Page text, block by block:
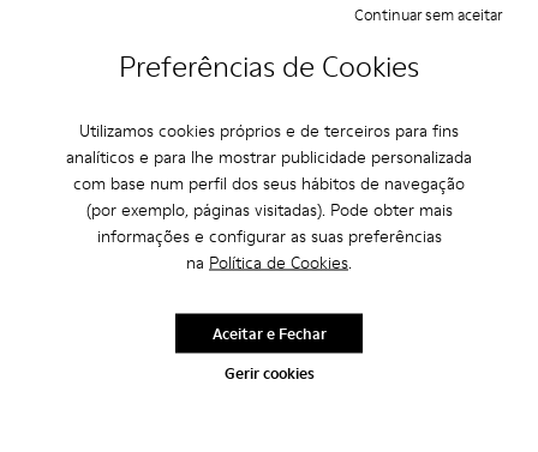
Preferências de Cookies
Utilizamos cookies próprios e de terceiros para fins
analíticos e para lhe mostrar publicidade personalizada
com base num perfil dos seus hábitos de navegação
(por exemplo, páginas visitadas). Pode obter mais
informações e configurar as suas preferências
na Política de Cookies.
Gerir cookies
Continuar sem aceitar
Aceitar e Fechar
Ajuste
Pequeno
Estreito
Anonymous·há 4 anos
Perfekt
Es ist mein dritter Pelotas-Schuh der perfekt sitzt und Halt bietet.
Allerdings: Das Schnürsenkel-System ist etwas gewöhnungsbedürftig.